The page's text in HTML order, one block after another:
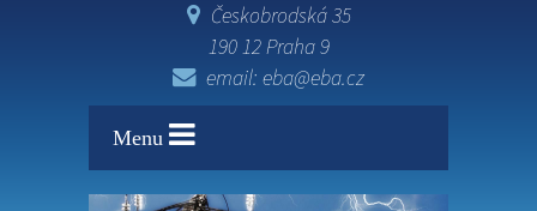
Českobrodská 35
190 12 Praha 9
email: eba@eba.cz
Menu